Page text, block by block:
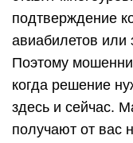
подтверждение
авиабилетов или
Поэтому
когда решение
здесь и сейчас.
получают от вас